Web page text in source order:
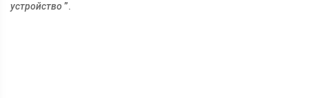
устройство ”.